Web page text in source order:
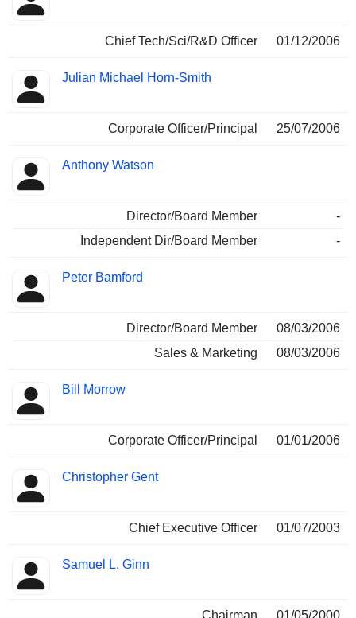
Chief Tech/Sci/R&D Officer 01/12/2006
Julian Michael Horn-Smith
Corporate Officer/Principal 25/07/2006
Anthony Watson
Director/Board Member
-
Independent Dir/Board Member
-
Peter Bamford
Director/Board Member
08/03/2006
Sales & Marketing
08/03/2006
Bill Morrow
Corporate Officer/Principal 01/01/2006
Christopher Gent
Chief Executive Officer 01/07/2003
Samuel L. Ginn